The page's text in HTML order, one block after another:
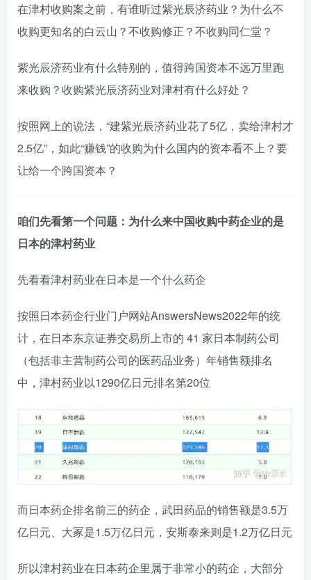
在津村收购案之前，有谁听过紫光辰济药业？为什么不
收购更知名的白云山？不收购修正？不收购同仁堂？
紫光辰济药业有什么特别的，值得跨国资本不远万里跑
来收购？收购紫光辰济药业对津村有什么好处？
按照网上的说法，“建紫光辰济药业花了5亿，卖给津村才
2.5亿”，如此“赚钱”的收购为什么国内的资本看不上？要
让给一个跨国资本？
咱们先看第一个问题：为什么来中国收购中药企业的是
日本的津村药业
先看看津村药业在日本是一个什么药企
按照日本药企行业门户网站AnswersNews2022年的统
计，在日本东京证券交易所上市的 41 家日本制药公司
（包括非主营制药公司的医药品业务）年销售额排名
中，津村药业以1290亿日元排名第20位
而日本药企排名前三的药企，武田药品的销售额是3.5万
亿日元、大冢是1.5万亿日元，安斯泰来则是1.2万亿日元
所以津村药业在日本药企里属于非常小的药企，大部分